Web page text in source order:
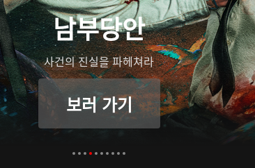
남부당안
사건의 진실을 파헤쳐라
보러 가기